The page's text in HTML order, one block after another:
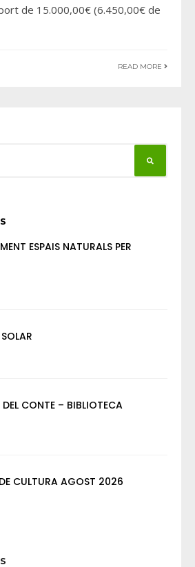
de 15.000,00€ (6.450,00€ de
READ MORE
ESPAIS NATURALS PER
DEL CONTE – BIBLIOTECA
CULTURA AGOST 2026